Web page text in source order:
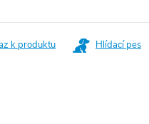
k produktu Hlídací pes